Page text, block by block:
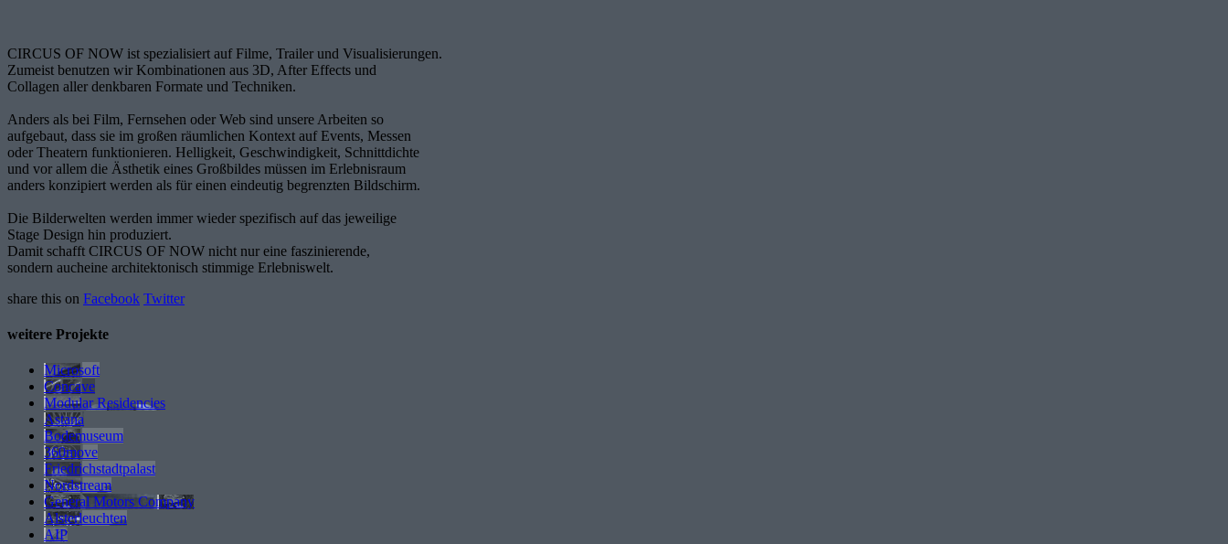
CIRCUS OF NOW ist spezialisiert auf Filme, Trailer und Visualisierungen.
Zumeist benutzen wir Kombinationen aus 3D, After Effects und
Collagen aller denkbaren Formate und Techniken.
Anders als bei Film, Fernsehen oder Web sind unsere Arbeiten so
aufgebaut, dass sie im großen räumlichen Kontext auf Events, Messen
oder Theatern funktionieren. Helligkeit, Geschwindigkeit, Schnittdichte
und vor allem die Ästhetik eines Großbildes müssen im Erlebnisraum
anders konzipiert werden als für einen eindeutig begrenzten Bildschirm.
Die Bilderwelten werden immer wieder spezifisch auf das jeweilige
Stage Design hin produziert.
Damit schafft CIRCUS OF NOW nicht nur eine faszinierende,
sondern aucheine architektonisch stimmige Erlebniswelt.
share this on Facebook Twitter
weitere Projekte
Microsoft
Concave
Modular Residencies
Astana
Bodemuseum
360move
Friedrichstadtpalast
Nordstream
General Motors Company
Alsterleuchten
AIP